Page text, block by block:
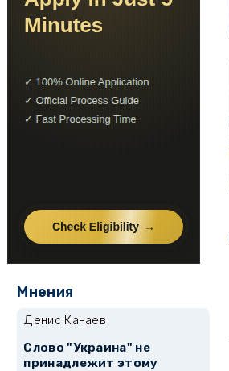
Мнения
Денис Канаев
Слово "Украина" не
принадлежит этому